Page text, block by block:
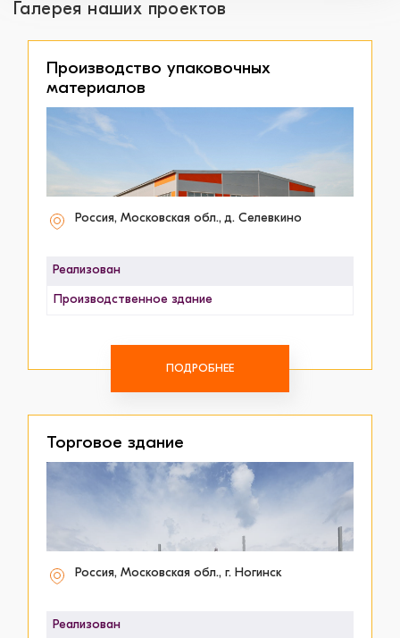
Галерея наших проектов
Производство упаковочных
материалов
Россия, Московская обл., д. Селевкино
Реализован
Производственное здание
ПОДРОБНЕЕ
Торговое здание
Россия, Московская обл., г. Ногинск
Реализован